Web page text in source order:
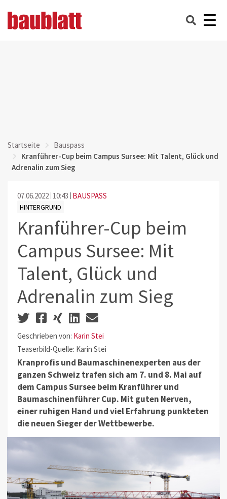
Startseite
Bauspass
Kranführer-Cup beim Campus Sursee: Mit Talent, Glück und
Adrenalin zum Sieg
07.06.2022 10:43 BAUSPASS
HINTERGRUND
Kranführer-Cup beim
Campus Sursee: Mit
Talent, Glück und
Adrenalin zum Sieg
Geschrieben von: Karin Stei
Teaserbild-Quelle: Karin Stei
Kranprofis und Baumaschinenexperten aus der
ganzen Schweiz trafen sich am 7. und 8. Mai auf
dem Campus Sursee beim Kranführer und
Baumaschinenführer Cup. Mit guten Nerven,
einer ruhigen Hand und viel Erfahrung punkteten
die neuen Sieger der Wettbewerbe.